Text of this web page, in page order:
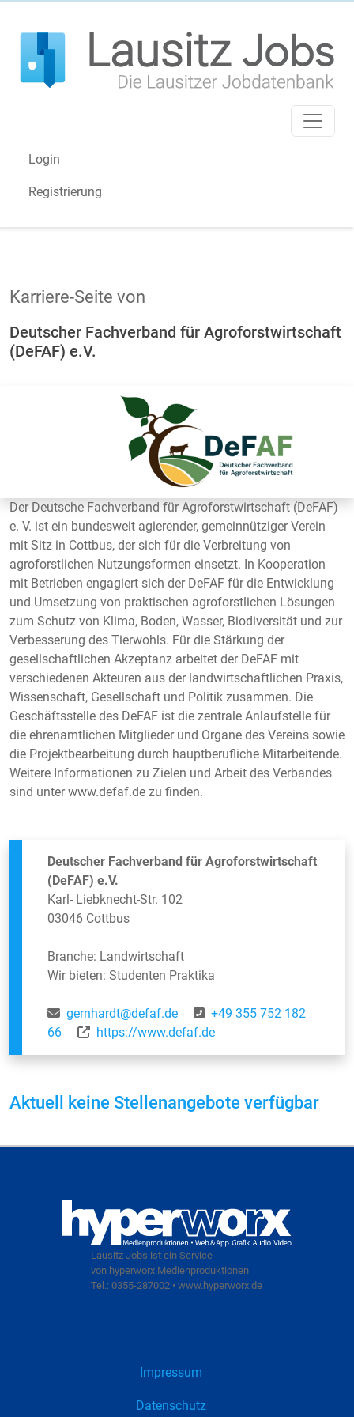
Login
Registrierung
Karriere-Seite von
Deutscher Fachverband für Agroforstwirtschaft
(DeFAF) e.V.
Der Deutsche Fachverband für Agroforstwirtschaft (DeFAF)
e. V. ist ein bundesweit agierender, gemeinnütziger Verein
mit Sitz in Cottbus, der sich für die Verbreitung von
agroforstlichen Nutzungsformen einsetzt. In Kooperation
mit Betrieben engagiert sich der DeFAF für die Entwicklung
und Umsetzung von praktischen agroforstlichen Lösungen
zum Schutz von Klima, Boden, Wasser, Biodiversität und zur
Verbesserung des Tierwohls. Für die Stärkung der
gesellschaftlichen Akzeptanz arbeitet der DeFAF mit
verschiedenen Akteuren aus der landwirtschaftlichen Praxis,
Wissenschaft, Gesellschaft und Politik zusammen. Die
Geschäftsstelle des DeFAF ist die zentrale Anlaufstelle für
die ehrenamtlichen Mitglieder und Organe des Vereins sowie
die Projektbearbeitung durch hauptberufliche Mitarbeitende.
Weitere Informationen zu Zielen und Arbeit des Verbandes
sind unter www.defaf.de zu finden.
Deutscher Fachverband für Agroforstwirtschaft
(DeFAF) e.V.
Karl- Liebknecht-Str. 102
03046 Cottbus
Branche: Landwirtschaft
Wir bieten: Studenten Praktika
gernhardt@defaf.de
+49 355 752 182
66
https://www.defaf.de
Aktuell keine Stellenangebote verfügbar
Lausitz Jobs ist ein Service
von hyperworx Medienproduktionen
Tel.: 0355-287002 • www.hyperworx.de
Impressum
Datenschutz